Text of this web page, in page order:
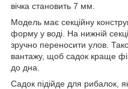
вічка становить 7 мм.
Модель має секційну
форму у воді. На нижній
зручно переносити улов.
вантажу, щоб садок краще
до дна.
Садок підійде для рибалок,